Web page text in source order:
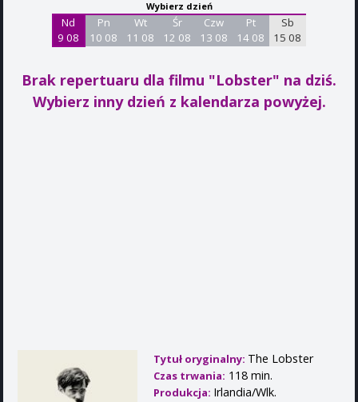
Wybierz dzień
Nd
9 08
Pn
10 08
Wt
11 08
Śr
12 08
Czw
13 08
Pt
14 08
Sb
15 08
Brak repertuaru dla filmu "Lobster" na dziś.
Wybierz inny dzień z kalendarza powyżej.
Tytuł oryginalny: The Lobster
Czas trwania: 118 min.
Produkcja: Irlandia/Wlk.